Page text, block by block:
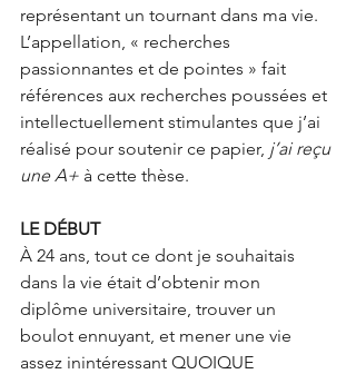
représentant un tournant dans ma vie.
L’appellation, « recherches
passionnantes et de pointes » fait
références aux recherches poussées et
intellectuellement stimulantes que j’ai
réalisé pour soutenir ce papier, j’ai reçu
une A+ à cette thèse.
LE DÉBUT
À 24 ans, tout ce dont je souhaitais
dans la vie était d’obtenir mon
diplôme universitaire, trouver un
boulot ennuyant, et mener une vie
assez inintéressant QUOIQUE